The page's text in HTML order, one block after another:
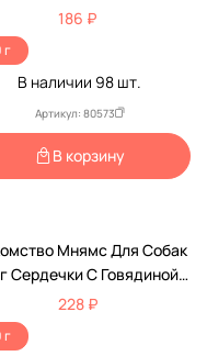
№2 Train Treat
Индейка+Треска 50г
186 ₽
г
В наличии 98 шт.
Артикул: 80573
В корзину
Мнямс Для Собак
Сердечки С Говядиной
Тренировочные
228 ₽
г